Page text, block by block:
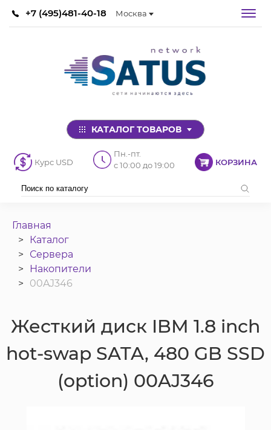
+7 (495)481-40-18 Москва
КАТАЛОГ ТОВАРОВ
Курс USD
Пн.-пт.
с 10:00 до 19:00
КОРЗИНА
Главная
Каталог
Сервера
Накопители
00AJ346
Жесткий диск IBM 1.8 inch
hot-swap SATA, 480 GB SSD
(option) 00AJ346